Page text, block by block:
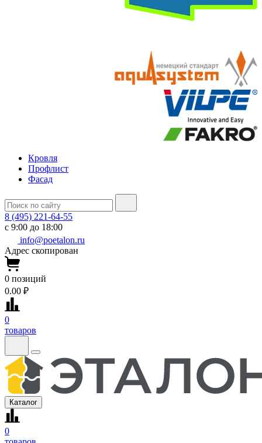
Кровля
Профлист
Фасад
8 (495) 221-64-55
с 9:00 до 18:00
info@poetalon.ru
Адрес скопирован
0 позиций
0.00 ₽
0
товаров
Каталог
0